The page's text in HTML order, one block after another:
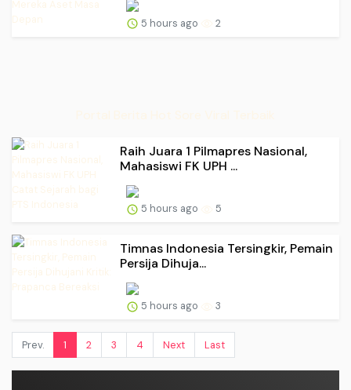
5 hours ago 2
Raih Juara 1 Pilmapres Nasional,
Mahasiswi FK UPH ...
5 hours ago 5
Timnas Indonesia Tersingkir, Pemain
Persija Dihuja...
5 hours ago 3
Prev. 1 2 3 4 Next Last